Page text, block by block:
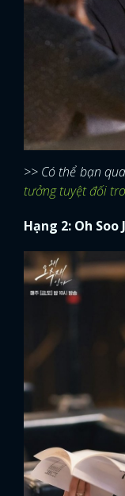
>> Có thể bạn
tưởng tuyệt đối
Hạng 2: Oh Soo